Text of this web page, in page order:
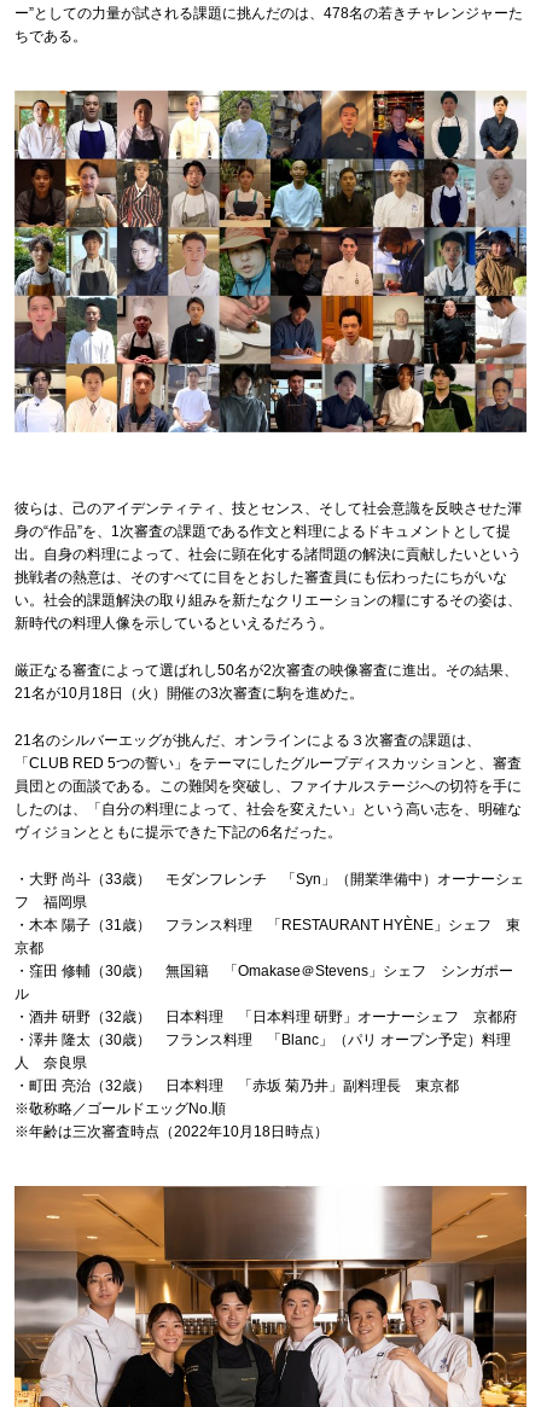
ー”としての力量が試される課題に挑んだのは、478名の若きチャレンジャーた
ちである。
彼らは、己のアイデンティティ、技とセンス、そして社会意識を反映させた渾
身の“作品”を、1次審査の課題である作文と料理によるドキュメントとして提
出。自身の料理によって、社会に顕在化する諸問題の解決に貢献したいという
挑戦者の熱意は、そのすべてに目をとおした審査員にも伝わったにちがいな
い。社会的課題解決の取り組みを新たなクリエーションの糧にするその姿は、
新時代の料理人像を示しているといえるだろう。
厳正なる審査によって選ばれし50名が2次審査の映像審査に進出。その結果、
21名が10月18日（火）開催の3次審査に駒を進めた。
21名のシルバーエッグが挑んだ、オンラインによる３次審査の課題は、
「CLUB RED 5つの誓い」をテーマにしたグループディスカッションと、審査
員団との面談である。この難関を突破し、ファイナルステージへの切符を手に
したのは、「自分の料理によって、社会を変えたい」という高い志を、明確な
ヴィジョンとともに提示できた下記の6名だった。
・大野 尚斗（33歳） モダンフレンチ 「Syn」（開業準備中）オーナーシェ
フ 福岡県
・木本 陽子（31歳） フランス料理 「RESTAURANT HYÈNE」シェフ 東
京都
・窪田 修輔（30歳） 無国籍 「Omakase＠Stevens」シェフ シンガポー
ル
・酒井 研野（32歳） 日本料理 「日本料理 研野」オーナーシェフ 京都府
・澤井 隆太（30歳） フランス料理 「Blanc」（パリ オープン予定）料理
人 奈良県
・町田 亮治（32歳） 日本料理 「赤坂 菊乃井」副料理長 東京都
※敬称略／ゴールドエッグNo.順
※年齢は三次審査時点（2022年10月18日時点）